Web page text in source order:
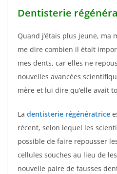
Dentisterie
Quand j’étais plus jeune, ma
me dire combien il était
mes dents, car elles ne
nouvelles avancées
mère et lui dire qu’elle avait
La dentisterie régénératrice
récent, selon lequel les
possible de faire repousser
cellules souches au lieu de
nouvelle paire de fausses